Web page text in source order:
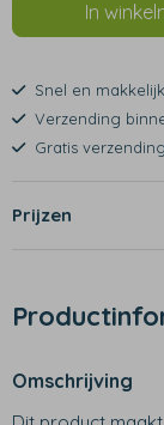
In
Snel en
Verzending
Gratis
Prijzen
Omschrijving